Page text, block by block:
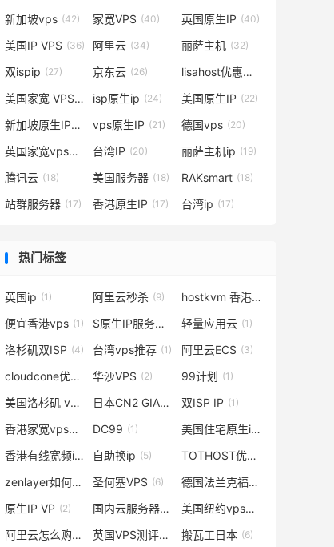
新加坡vps (42) 家宽VPS (40) 英国原生IP (40)
美国IP VPS (36) 阿里云 (34) 丽萨主机 (32)
双ispip (27) 京东云 (26) lisahost优惠码
美国家宽 VPS(25)isp原生ip (24) 美国原生IP (22)
新加坡原生IP(21) vps原生IP (21) 德国vps (20)
英国家宽vps(20) 台湾IP (20) 丽萨主机ip (19)
腾讯云 (18) 美国服务器 (18) RAKsmart (18)
站群服务器 (17) 香港原生IP (17) 台湾ip (17)
热门标签
英国ip (1) 阿里云秒杀 (9) hostkvm 香港vps
便宜香港vps (1) S原生IP服务器 (1)轻量应用云 (1)
洛杉矶双ISP (4) 台湾vps推荐 (1) 阿里云ECS (3)
cloudcone优惠 (3)
华沙VPS (2) 99计划 (1)
美国洛杉矶 vps (1) 日本CN2 GIA
(1) 双ISP IP (1)
香港家宽vps(12) DC99 (1) 美国住宅原生ip
香港有线宽频iCable (1)
自助换ip (5) TOTHOST优惠码
zenlayer如何购买 (1)
圣何塞VPS (6) 德国法兰克福vps
原生IP VP (2) 国内云服务器
(1) 美国纽约vps(3)
阿里云怎么购买 (2) 英国VPS测评(2) 搬瓦工日本 (6)